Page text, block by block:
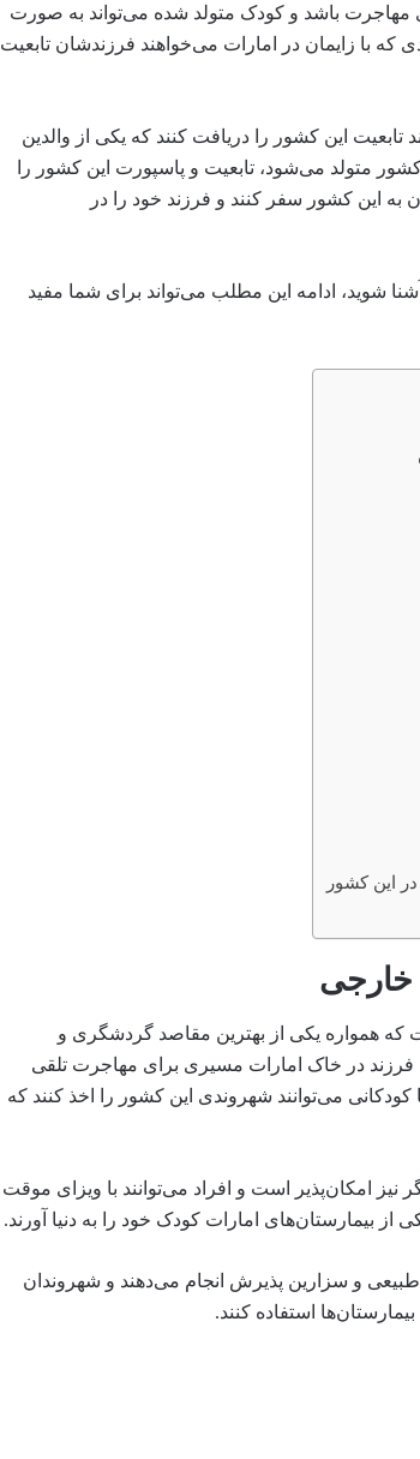
مهاجرت باشد و کودک متولد شده می‌تواند به صورت
که با زایمان در امارات می‌خواهند فرزندشان تابعیت
تابعیت این کشور را دریافت کنند که یکی از والدین
کشور متولد می‌شود، تابعیت و پاسپورت این کشور را
به این کشور سفر کنند و فرزند خود را در
شوید، ادامه این مطلب می‌تواند برای شما مفید
این کشور
خارجی
که همواره یکی از بهترین مقاصد گردشگری و
فرزند در خاک امارات مسیری برای مهاجرت تلقی
می‌توانند شهروندی این کشور را اخذ کنند که
نیز امکان‌پذیر است و افراد می‌توانند با ویزای موقت
بیمارستان‌های امارات کودک خود را به دنیا آورند.
و سزارین پذیرش انجام می‌دهند و شهروندان
استفاده کنند.